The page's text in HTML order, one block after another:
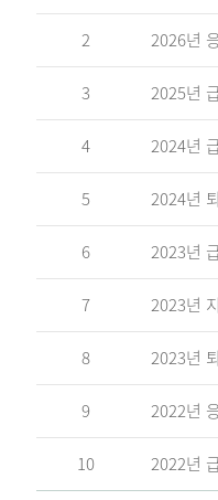
2 2026년
3 2025년
4 2024년
5 2024년
6 2023년
7 2023년
8 2023년
9 2022년
10 2022년